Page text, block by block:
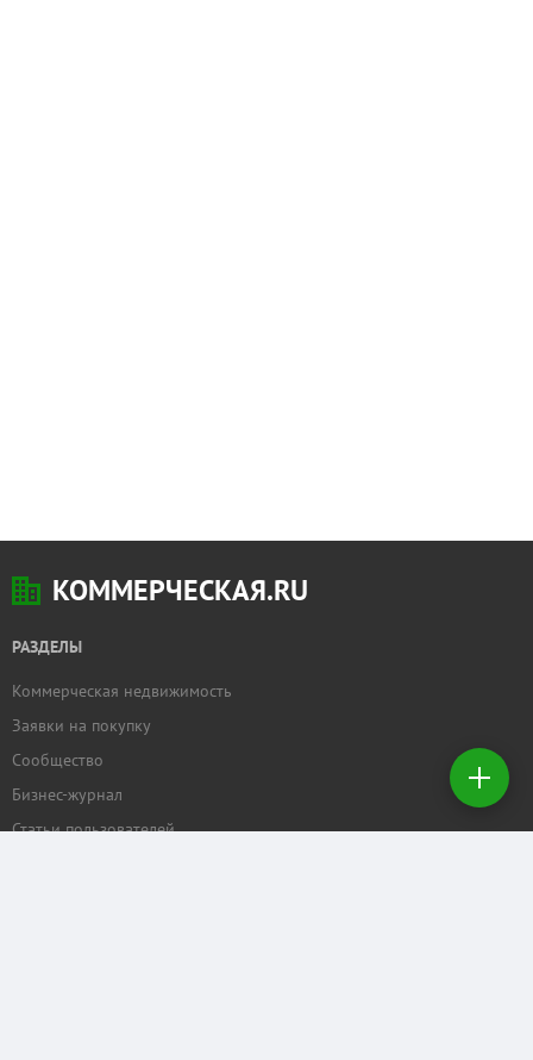
КОММЕРЧЕСКАЯ.RU
РАЗДЕЛЫ
Коммерческая недвижимость
Заявки на покупку
Сообщество
Бизнес-журнал
Статьи пользователей